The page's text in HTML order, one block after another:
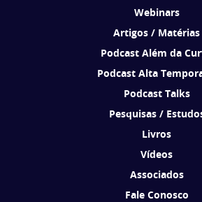
Webinars
Artigos / Matérias
Podcast Além da
Podcast Alta
Podcast Talks
Pesquisas /
Livros
Vídeos
Associados
Fale Conosco